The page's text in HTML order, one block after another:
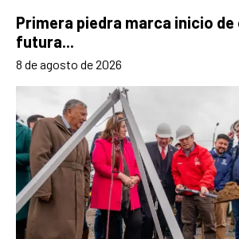
Primera piedra marca inicio de
futura...
8 de agosto de 2026